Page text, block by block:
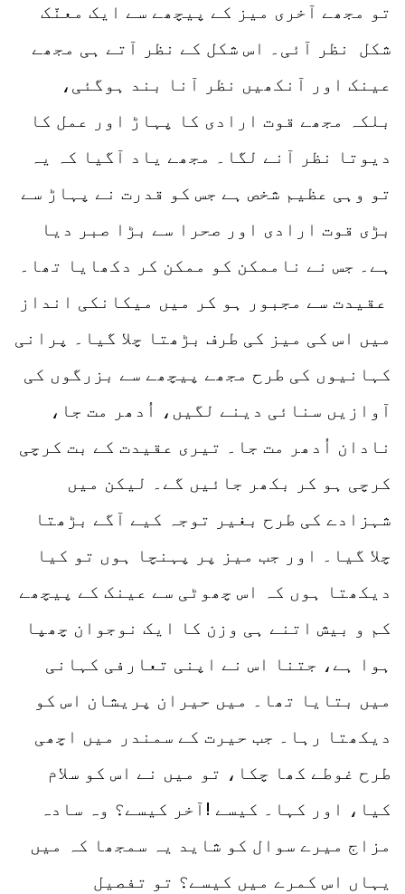
تو مجھے آخری میز کے پیچھے سے ایک معنّک
شکل نظر آئی۔ اس شکل کے نظر آتے ہی مجھے
عینک اور آنکھیں نظر آنا بند ہوگئی،
بلکہ مجھے قوت ارادی کا پہاڑ اور عمل کا
دیوتا نظر آنے لگا۔ مجھے یاد آگیا کہ یہ
تو وہی عظیم شخص ہے جس کو قدرت نے پہاڑ سے
بڑی قوت ارادی اور صحرا سے بڑا صبر دیا
ہے۔ جس نے ناممکن کو ممکن کر دکھایا تھا۔
عقیدت سے مجبور ہو کر میں میکانکی انداز
میں اس کی میز کی طرف بڑھتا چلا گیا۔ پرانی
کہانیوں کی طرح مجھے پیچھے سے بزرگوں کی
آوازیں سنائی دینے لگیں، اُدھر مت جا،
نادان اُدھر مت جا۔ تیری عقیدت کے بت کرچی
کرچی ہو کر بکھر جائیں گے۔ لیکن میں
شہزادے کی طرح بغیر توجہ کیے آگے بڑھتا
چلا گیا۔ اور جب میز پر پہنچا ہوں تو کیا
دیکھتا ہوں کہ اس چھوٹی سے عینک کے پیچھے
کم و بیش اتنے ہی وزن کا ایک نوجوان چھپا
ہوا ہے، جتنا اس نے اپنی تعارفی کہانی
میں بتایا تھا۔ میں حیران پریشان اس کو
دیکھتا رہا۔ جب حیرت کے سمندر میں اچھی
طرح غوطے کھا چکا، تو میں نے اس کو سلام
کیا، اور کہا۔ کیسے !آخر کیسے؟ وہ سادہ
مزاج میرے سوال کو شاید یہ سمجھا کہ میں
یہاں اس کمرے میں کیسے؟ تو تفصیل